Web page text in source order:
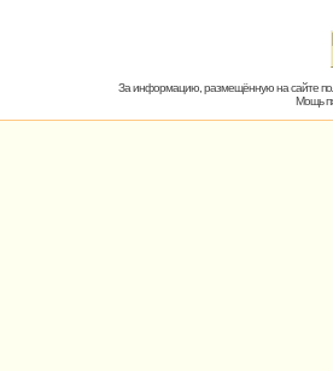
За информацию, размещённую на сайте
Мощь